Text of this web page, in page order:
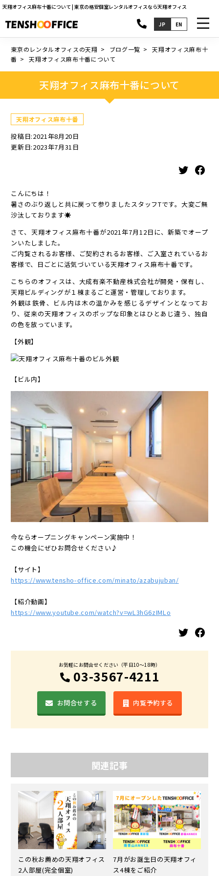
天翔オフィス麻布十番について | 東京の格安個室レンタルオフィスなら天翔オフィス
JP EN
東京のレンタルオフィスの天翔 ブログ一覧
天翔オフィス麻布十
番
天翔オフィス麻布十番について
天翔オフィス麻布十番について
天翔オフィス麻布十番
投稿日:2021年8月20日
更新日:2023年7月31日
Twitter Facebook
こんにちは！
暑さのぶり返しと共に戻って参りましたスタッフTです。大変ご無
沙汰しております☀
さて、天翔オフィス麻布十番が2021年7月12日に、新築でオープ
ンいたしました。
ご内覧されるお客様、ご契約されるお客様、ご入室されているお
客様で、日ごとに活気づいている天翔オフィス麻布十番です。
こちらのオフィスは、大成有楽不動産株式会社が開発・保有し、
天翔ビルディングが１棟まるごと運営・管理しております。
外観は鉄骨、ビル内は木の温かみを感じるデザインとなってお
り、従来の天翔オフィスのポップな印象とはひとあじ違う、独自
の色を放っています。
【外観】
【ビル内】
今ならオープニングキャンペーン実施中！
この機会にぜひお問合せください♪
【サイト】
https://www.tensho-office.com/minato/azabujuban/
【紹介動画】
https://www.youtube.com/watch?v=wL3hG6zIMLo
Twitter Facebook
お気軽にお問合せください（平日10〜18時）
03-3567-4211
お問合せする 内覧予約する
関連記事
この秋お薦めの天翔オフィス
2人部屋(完全個室)
7月がお誕生日の天翔オフィ
ス4棟をご紹介